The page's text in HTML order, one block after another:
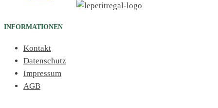
INFORMATIONEN
Kontakt
Datenschutz
Impressum
AGB